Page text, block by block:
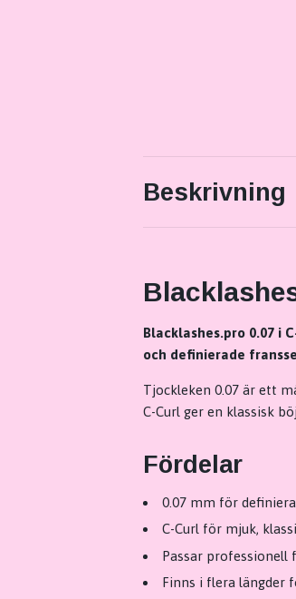
Beskrivning
Blacklashes.pro 0.07 i
och definierade
Tjockleken 0.07 är ett
C-Curl ger en klassisk
Fördelar
0.07 mm för
C-Curl för mjuk,
Passar professionell
Finns i flera längder